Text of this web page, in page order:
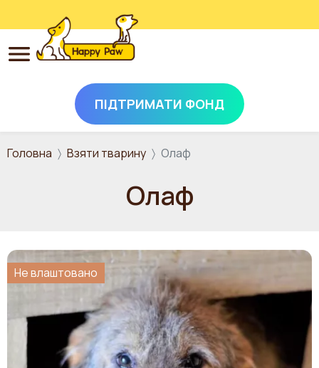
Перейти до основного вмісту
ПІДТРИМАТИ ФОНД
Головна Взяти тварину Олаф
Олаф
Не влаштовано